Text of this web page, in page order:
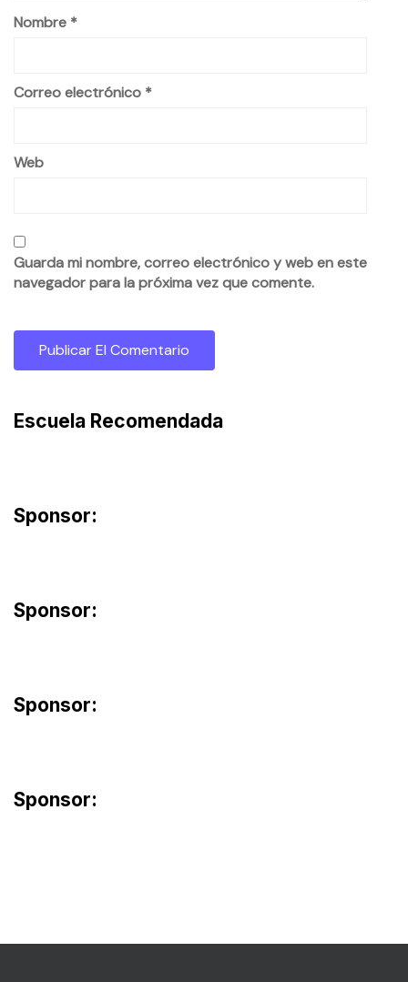
Nombre *
Correo electrónico *
Web
Guarda mi nombre, correo electrónico y web en este
navegador para la próxima vez que comente.
Escuela Recomendada
Sponsor:
Sponsor:
Sponsor:
Sponsor: